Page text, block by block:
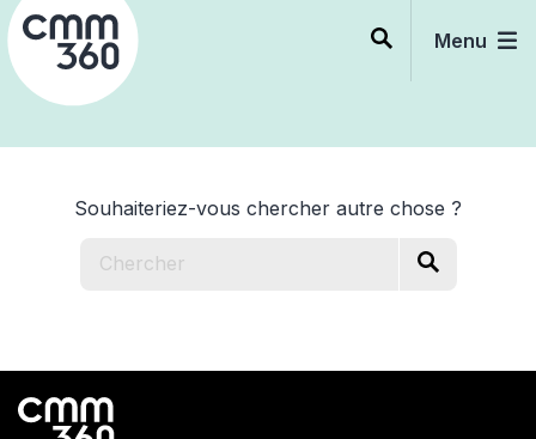
Skip
to
content
Menu
Souhaiteriez-vous chercher autre chose ?